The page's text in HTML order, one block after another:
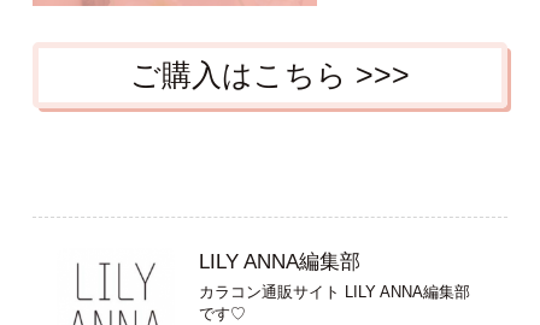
ご購入はこちら >>>
LILY ANNA編集部
カラコン通販サイト LILY ANNA編集部
です♡